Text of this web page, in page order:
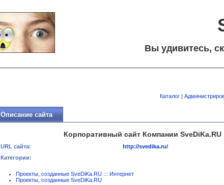
Вы удивитесь,
Каталог |
Описание сайта
Корпоративный сайт Компании SveDiKa.RU
URL сайта:
http://svedika.ru/
Категории:
Проекты, созданные SveDiKa.RU ::: Интернет
Проекты, созданные SveDiKa.RU